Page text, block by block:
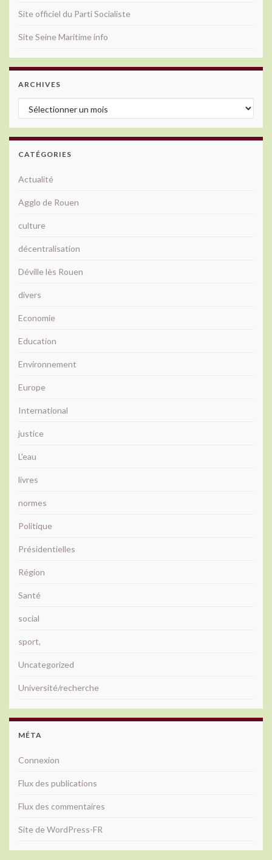
Site officiel du Parti Socialiste
Site Seine Maritime info
ARCHIVES
Archives
CATÉGORIES
Actualité
Agglo de Rouen
culture
décentralisation
Déville lès Rouen
divers
Economie
Education
Environnement
Europe
International
justice
L'eau
livres
normes
Politique
Présidentielles
Région
Santé
social
sport,
Uncategorized
Université/recherche
MÉTA
Connexion
Flux des publications
Flux des commentaires
Site de WordPress-FR